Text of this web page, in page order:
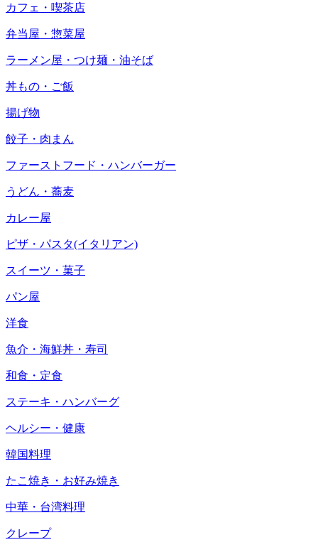
カフェ・喫茶店
弁当屋・惣菜屋
ラーメン屋・つけ麺・油そば
丼もの・ご飯
揚げ物
餃子・肉まん
ファーストフード・ハンバーガー
うどん・蕎麦
カレー屋
ピザ・パスタ(イタリアン)
スイーツ・菓子
パン屋
洋食
魚介・海鮮丼・寿司
和食・定食
ステーキ・ハンバーグ
ヘルシー・健康
韓国料理
たこ焼き・お好み焼き
中華・台湾料理
クレープ